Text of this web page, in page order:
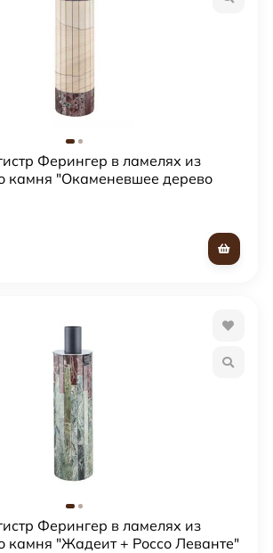
Ферингер в ламелях из
камня "Окаменевшее дерево
Ферингер в ламелях из
камня "Жадеит + Россо Леванте"